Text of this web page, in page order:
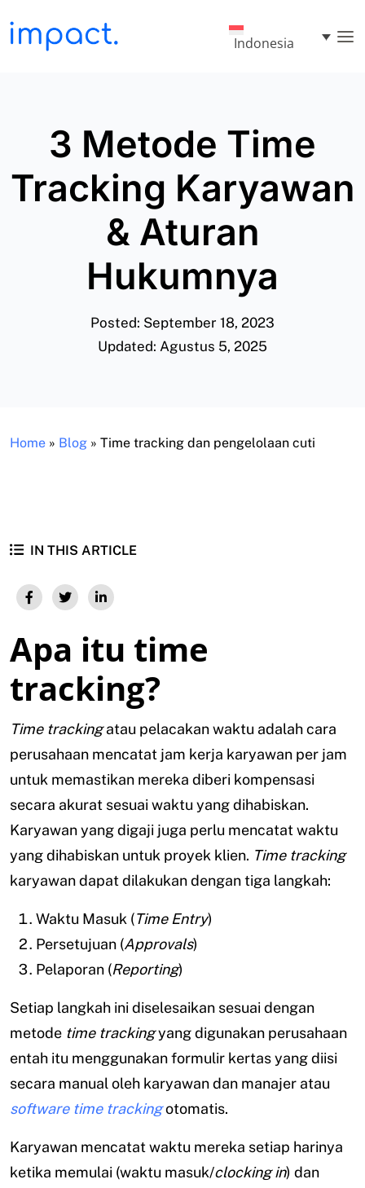
Indonesia
3 Metode Time
Tracking Karyawan
& Aturan
Hukumnya
Posted: September 18, 2023
Updated: Agustus 5, 2025
Home » Blog » Time tracking dan pengelolaan cuti
IN THIS ARTICLE
Apa itu time
tracking?
Time trackingatau pelacakan waktu adalah cara
perusahaan mencatat jam kerja karyawan per jam
untuk memastikan mereka diberi kompensasi
secara akurat sesuai waktu yang dihabiskan.
Karyawan yang digaji juga perlu mencatat waktu
yang dihabiskan untuk proyek klien. Time tracking
karyawan dapat dilakukan dengan tiga langkah:
Waktu Masuk (Time Entry)
Persetujuan (Approvals)
Pelaporan (Reporting)
Setiap langkah ini diselesaikan sesuai dengan
metode time trackingyang digunakan perusahaan
entah itu menggunakan formulir kertas yang diisi
secara manual oleh karyawan dan manajer atau
software time trackingotomatis.
Karyawan mencatat waktu mereka setiap harinya
ketika memulai (waktu masuk/clocking in) dan